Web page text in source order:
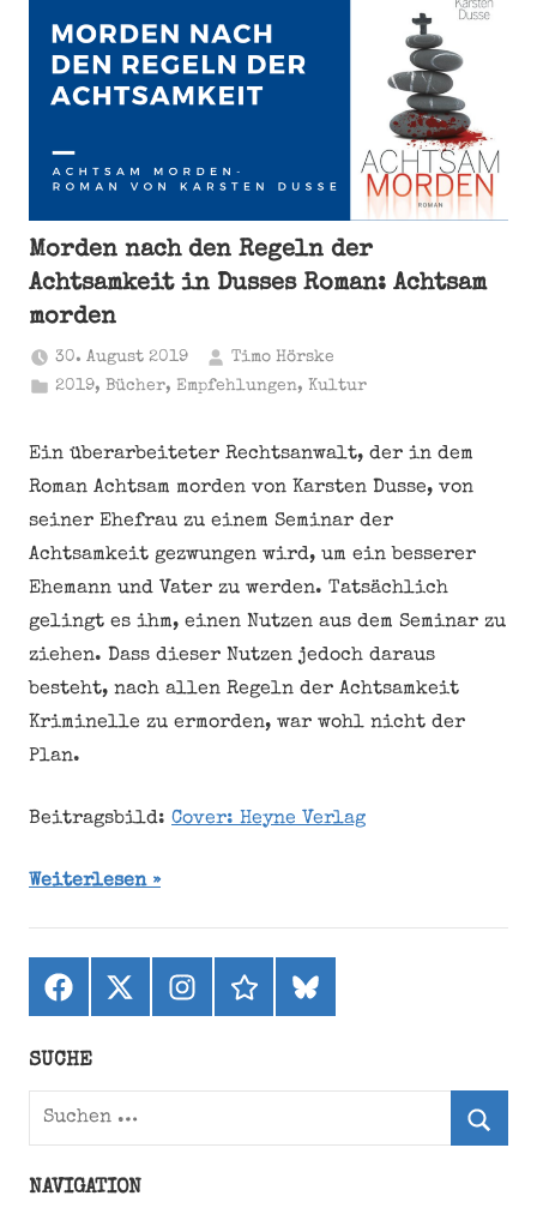
Morden nach den Regeln der
Achtsamkeit in Dusses Roman: Achtsam
morden
30. August 2019
Timo Hörske
2019, Bücher, Empfehlungen, Kultur
Ein überarbeiteter Rechtsanwalt, der in dem
Roman Achtsam morden von Karsten Dusse, von
seiner Ehefrau zu einem Seminar der
Achtsamkeit gezwungen wird, um ein besserer
Ehemann und Vater zu werden. Tatsächlich
gelingt es ihm, einen Nutzen aus dem Seminar zu
ziehen. Dass dieser Nutzen jedoch daraus
besteht, nach allen Regeln der Achtsamkeit
Kriminelle zu ermorden, war wohl nicht der
Plan.
Beitragsbild: Cover: Heyne Verlag
Weiterlesen
Facebook
X
(ehemals
Instagramthreadsbluesky
SUCHE
Suchen
NAVIGATION